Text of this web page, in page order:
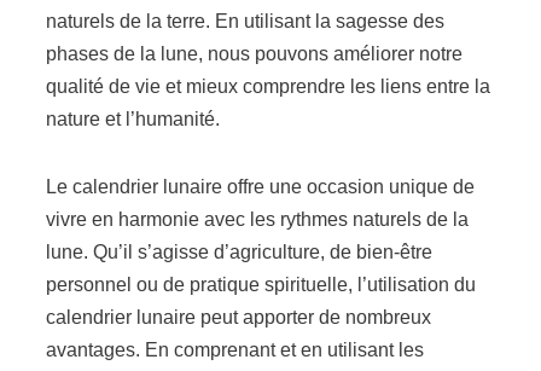
naturels de la terre. En utilisant la sagesse des
phases de la lune, nous pouvons améliorer notre
qualité de vie et mieux comprendre les liens entre la
nature et l’humanité.
Le calendrier lunaire offre une occasion unique de
vivre en harmonie avec les rythmes naturels de la
lune. Qu’il s’agisse d’agriculture, de bien-être
personnel ou de pratique spirituelle, l’utilisation du
calendrier lunaire peut apporter de nombreux
avantages. En comprenant et en utilisant les